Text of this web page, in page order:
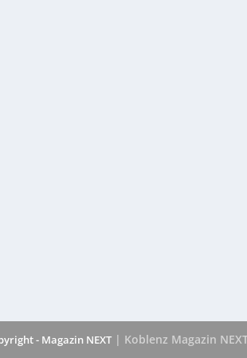
- Magazin NEXT | Koblenz Magazin